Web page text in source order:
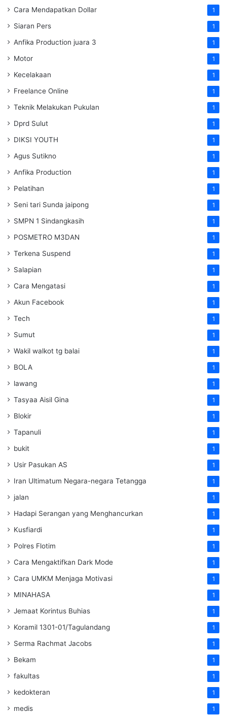
Cara Mendapatkan Dollar 1
Siaran Pers 1
Anfika Production juara 3 1
Motor 1
Kecelakaan 1
Freelance Online 1
Teknik Melakukan Pukulan 1
Dprd Sulut 1
DIKSI YOUTH 1
Agus Sutikno 1
Anfika Production 1
Pelatihan 1
Seni tari Sunda jaipong 1
SMPN 1 Sindangkasih 1
POSMETRO M3DAN 1
Terkena Suspend 1
Salapian 1
Cara Mengatasi 1
Akun Facebook 1
Tech 1
Sumut 1
Wakil walkot tg balai 1
BOLA 1
lawang 1
Tasyaa Aisil Gina 1
Blokir 1
Tapanuli 1
bukit 1
Usir Pasukan AS 1
Iran Ultimatum Negara-negara Tetangga 1
jalan 1
Hadapi Serangan yang Menghancurkan 1
Kusfiardi 1
Polres Flotim 1
Cara Mengaktifkan Dark Mode 1
Cara UMKM Menjaga Motivasi 1
MINAHASA 1
Jemaat Korintus Buhias 1
Koramil 1301-01/Tagulandang 1
Serma Rachmat Jacobs 1
Bekam 1
fakultas 1
kedokteran 1
medis 1